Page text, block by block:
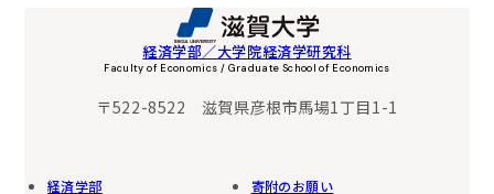
経済学部／大学院経済学研究科
Faculty of Economics / Graduate School of Economics
〒522-8522 滋賀県彦根市馬場1丁目1-1
経済学部
寄附のお願い